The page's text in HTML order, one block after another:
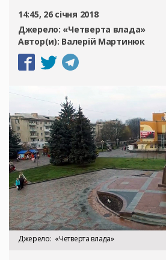
14:45, 26 січня 2018
Джерело: «Четверта влада»
Автор(и): Валерій Мартинюк
Джерело «Четверта влада»